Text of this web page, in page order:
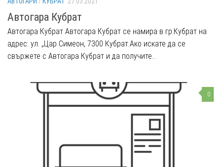
Автогара Кубрат
Автогара Кубрат Автогара Кубрат се намира в гр.Кубрат на
адрес: ул. „Цар Симеон, 7300 Кубрат.Ако искате да се
свържете с Автогара Кубрат и да получите...
0